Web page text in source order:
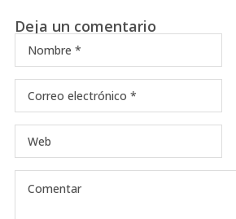
Deja un comentario